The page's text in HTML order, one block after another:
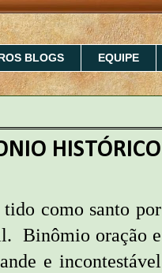
BLOGS EQUIPE
HISTÓRICO
como santo por
Binômio oração e
e incontestável